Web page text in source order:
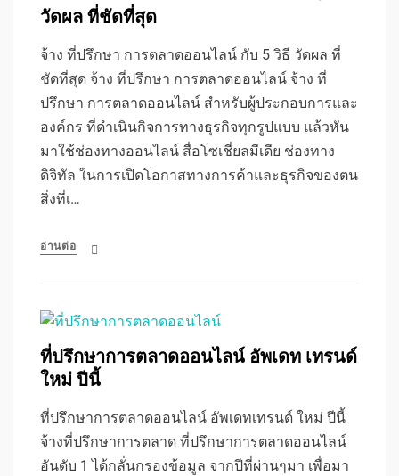
วัดผล ที่ชัดที่สุด
จ้าง ที่ปรึกษา การตลาดออนไลน์ กับ 5 วิธี วัดผล ที่
ชัดที่สุด จ้าง ที่ปรึกษา การตลาดออนไลน์ จ้าง ที่
ปรึกษา การตลาดออนไลน์ สำหรับผู้ประกอบการและ
องค์กร ที่ดำเนินกิจการทางธุรกิจทุกรูปแบบ แล้วหัน
มาใช้ช่องทางออนไลน์ สื่อโซเชี่ยลมีเดีย ช่องทาง
ดิจิทัล ในการเปิดโอกาสทางการค้าและธุรกิจของตน
สิ่งที่เ…
อ่านต่อ
ที่ปรึกษาการตลาดออนไลน์ อัพเดท เทรนด์
ใหม่ ปีนี้
ที่ปรึกษาการตลาดออนไลน์ อัพเดทเทรนด์ ใหม่ ปีนี้
จ้างที่ปรึกษาการตลาด ที่ปรึกษาการตลาดออนไลน์
อันดับ 1 ได้กลั่นกรองข้อมูล จากปีที่ผ่านๆมา เพื่อมา